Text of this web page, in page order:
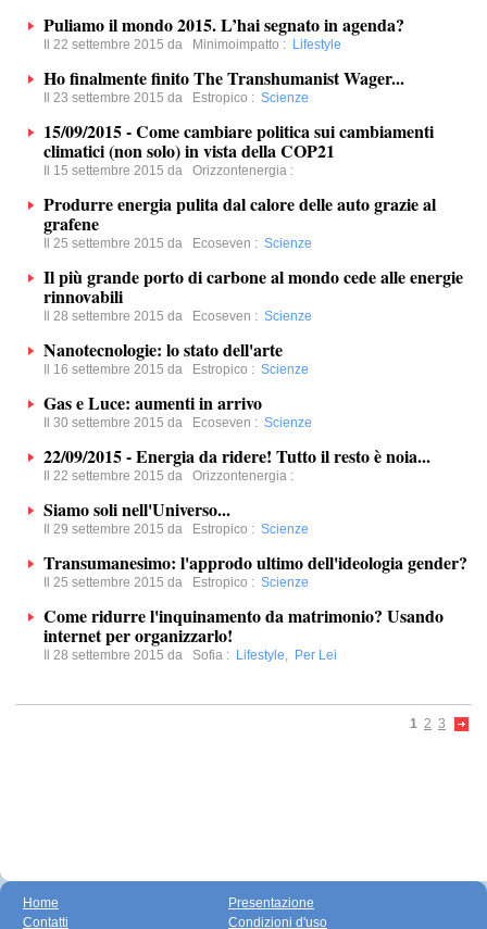
Puliamo il mondo 2015. L’hai segnato in agenda?
Il 22 settembre 2015 da Minimoimpatto : Lifestyle
Ho finalmente finito The Transhumanist Wager...
Il 23 settembre 2015 da Estropico : Scienze
15/09/2015 - Come cambiare politica sui cambiamenti
climatici (non solo) in vista della COP21
Il 15 settembre 2015 da Orizzontenergia :
Produrre energia pulita dal calore delle auto grazie al
grafene
Il 25 settembre 2015 da Ecoseven : Scienze
Il più grande porto di carbone al mondo cede alle energie
rinnovabili
Il 28 settembre 2015 da Ecoseven : Scienze
Nanotecnologie: lo stato dell'arte
Il 16 settembre 2015 da Estropico : Scienze
Gas e Luce: aumenti in arrivo
Il 30 settembre 2015 da Ecoseven : Scienze
22/09/2015 - Energia da ridere! Tutto il resto è noia...
Il 22 settembre 2015 da Orizzontenergia :
Siamo soli nell'Universo...
Il 29 settembre 2015 da Estropico : Scienze
Transumanesimo: l'approdo ultimo dell'ideologia gender?
Il 25 settembre 2015 da Estropico : Scienze
Come ridurre l'inquinamento da matrimonio? Usando
internet per organizzarlo!
Il 28 settembre 2015 da Sofia : Lifestyle, Per Lei
1 2 3
Home
Contatti
Presentazione
Condizioni d'uso